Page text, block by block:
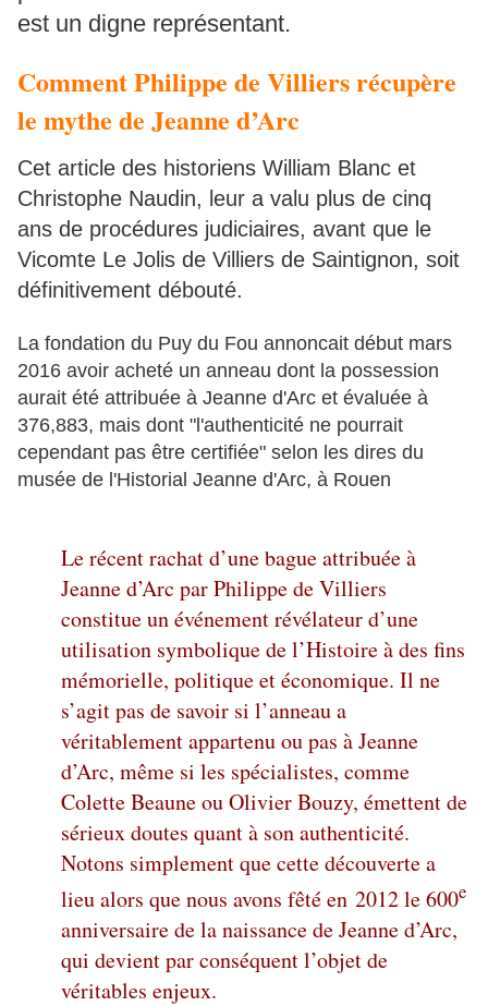
est un digne représentant.
Comment Philippe de Villiers récupère
le mythe de Jeanne d’Arc
Cet article des historiens William Blanc et
Christophe Naudin, leur a valu plus de cinq
ans de procédures judiciaires, avant que le
Vicomte Le Jolis de Villiers de Saintignon, soit
définitivement débouté.
La fondation du Puy du Fou annoncait début mars
2016 avoir acheté un anneau dont la possession
aurait été attribuée à Jeanne d'Arc et évaluée à
376,883, mais dont "l'authenticité ne pourrait
cependant pas être certifiée" selon les dires du
musée de l'Historial Jeanne d'Arc, à Rouen
Le récent rachat d’une bague attribuée à
Jeanne d’Arc par Philippe de Villiers
constitue un événement révélateur d’une
utilisation symbolique de l’Histoire à des fins
mémorielle, politique et économique. Il ne
s’agit pas de savoir si l’anneau a
véritablement appartenu ou pas à Jeanne
d’Arc, même si les spécialistes, comme
Colette Beaune ou Olivier Bouzy, émettent de
sérieux doutes quant à son authenticité.
Notons simplement que cette découverte a
lieu alors que nous avons fêté en 2012 le 600e
anniversaire de la naissance de Jeanne d’Arc,
qui devient par conséquent l’objet de
véritables enjeux.